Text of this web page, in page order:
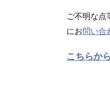
ご不明な点
にお問い合
こちらか